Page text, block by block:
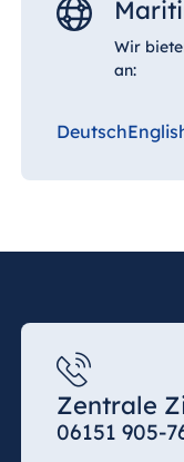
Wir
an:
Deutsch
Zentrale
06151 905-